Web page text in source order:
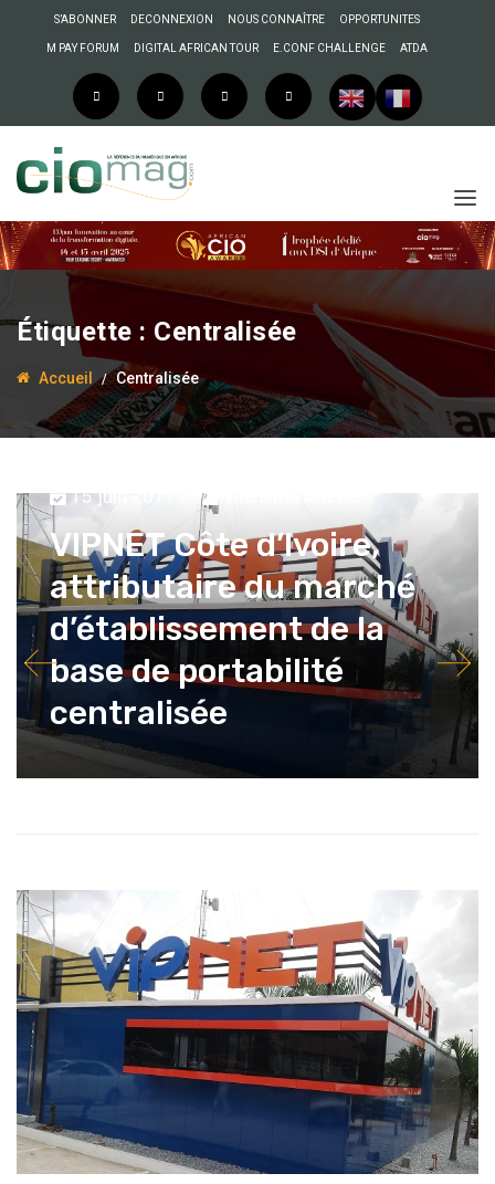
S’ABONNER DECONNEXION NOUS CONNAÎTRE OPPORTUNITES
M PAY FORUM DIGITAL AFRICAN TOUR E.CONF CHALLENGE ATDA
Étiquette : Centralisée
Accueil Centralisée
15 juin 2017
VIPNET Côte d’Ivoire,
attributaire du marché
d’établissement de la
base de portabilité
centralisée